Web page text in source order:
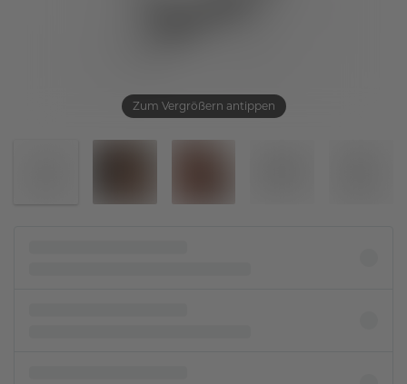
Zum Vergrößern antippen